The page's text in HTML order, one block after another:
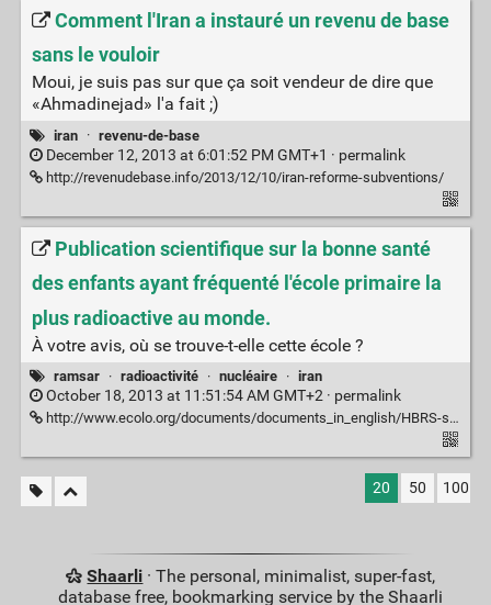
Comment l'Iran a instauré un revenu de base
sans le vouloir
Moui, je suis pas sur que ça soit vendeur de dire que
«Ahmadinejad» l'a fait ;)
iran · revenu-de-base
December 12, 2013 at 6:01:52 PM GMT+1 · permalink
http://revenudebase.info/2013/12/10/iran-reforme-subventions/
Publication scientifique sur la bonne santé
des enfants ayant fréquenté l'école primaire la
plus radioactive au monde.
À votre avis, où se trouve-t-elle cette école ?
ramsar · radioactivité · nucléaire · iran
October 18, 2013 at 11:51:54 AM GMT+2 · permalink
http://www.ecolo.org/documents/documents_in_english/HBRS-study-Environmental-Health-Studies-Ramsar-2013.pdf
20 50 100
Shaarli · The personal, minimalist, super-fast,
database free, bookmarking service by the Shaarli